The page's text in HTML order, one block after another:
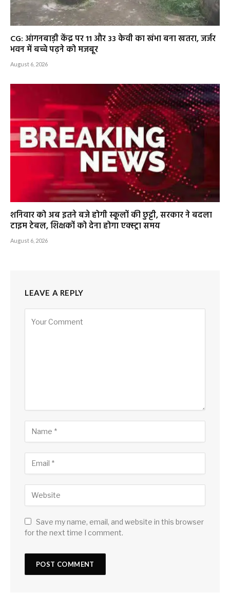
CG: आंगनबाड़ी केंद्र पर 11 और 33 केवी का खंभा बना खतरा, जर्जर
भवन में बच्चे पढ़ने को मजबूर
August 6, 2026
शनिवार को अब इतने बजे होगी स्कूलों की छुट्टी, सरकार ने बदला
टाइम टेबल, शिक्षकों को देना होगा एक्स्ट्रा समय
August 6, 2026
LEAVE A REPLY
Save my name, email, and website in this browser
for the next time I comment.